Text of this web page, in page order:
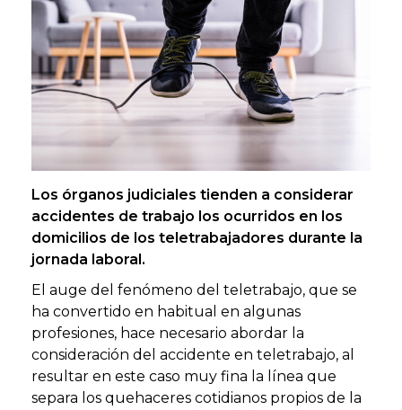
Los órganos judiciales tienden a considerar
accidentes de trabajo los ocurridos en los
domicilios de los teletrabajadores durante la
jornada laboral.
El auge del fenómeno del teletrabajo, que se
ha convertido en habitual en algunas
profesiones, hace necesario abordar la
consideración del accidente en teletrabajo, al
resultar en este caso muy fina la línea que
separa los quehaceres cotidianos propios de la